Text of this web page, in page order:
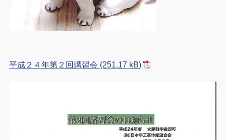
平成２４年第２回講習会